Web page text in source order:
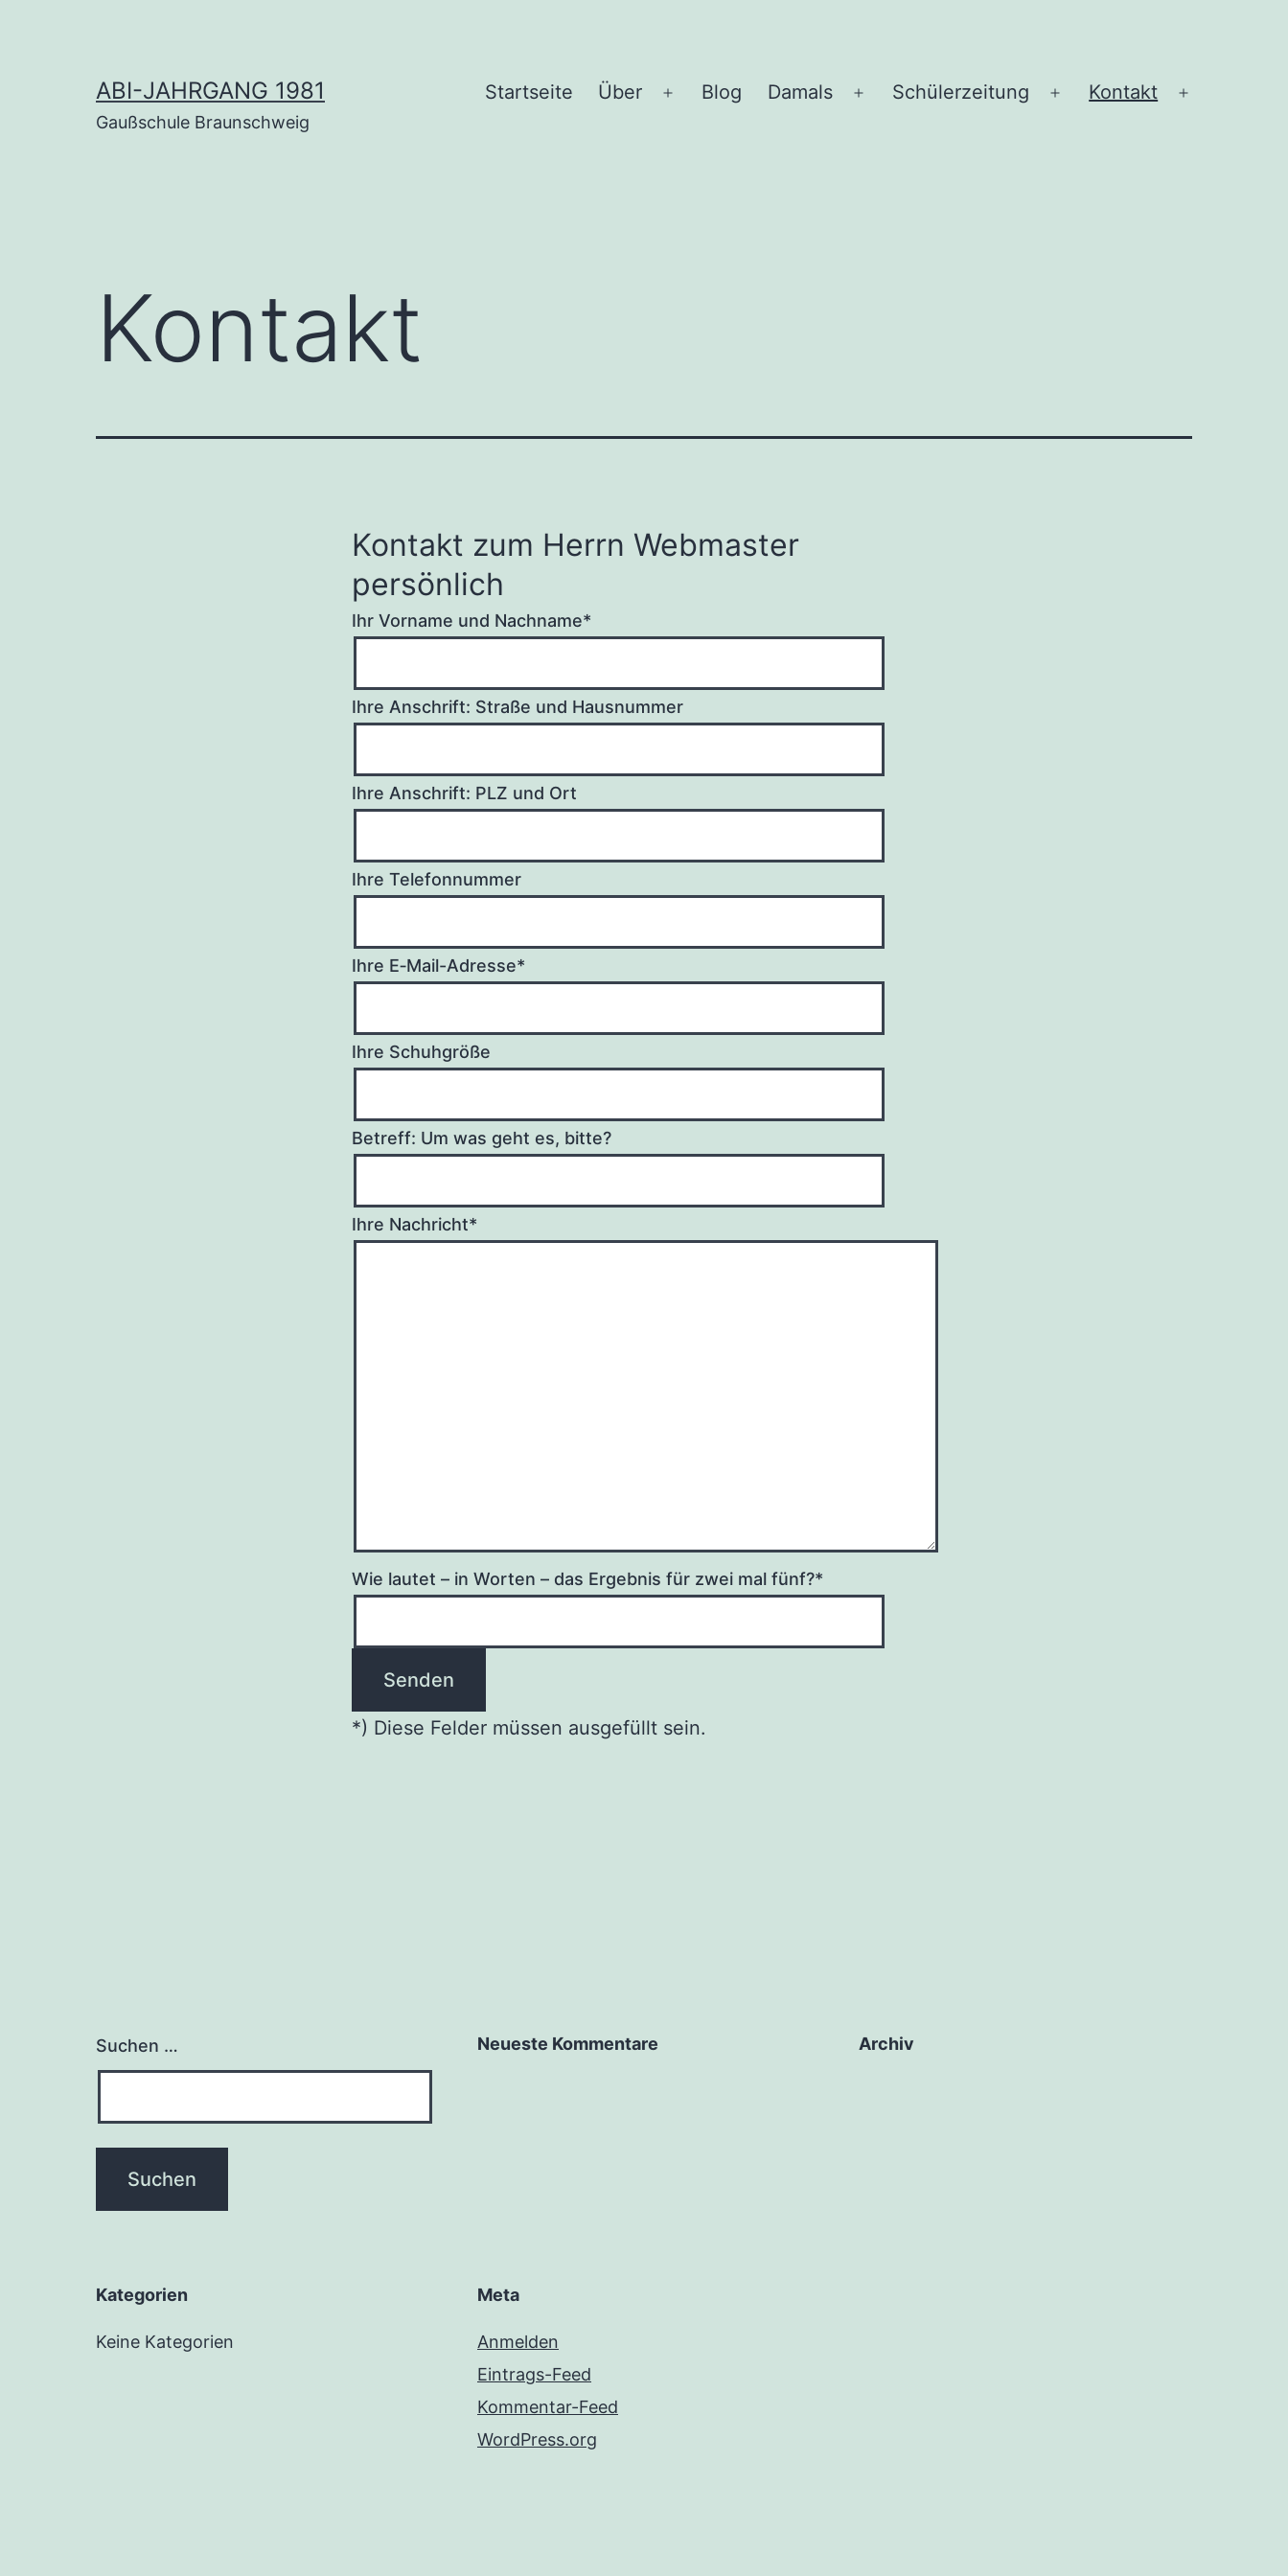
ABI-JAHRGANG 1981
Gaußschule Braunschweig
Start­sei­te Über
Menü
Blog Damals
Menü
Schü­ler­zei­tung
Menü
Kon­takt
Kon­takt
Kon­takt zum Herrn Web­mas­ter
persönlich
Ihr Vor­na­me und Nachname*
Ihre Anschrift: Stra­ße und Hausnummer
Ihre Anschrift: PLZ und Ort
Ihre Telefonnummer
Ihre E‑Mail-Adres­se*
Ihre Schuhgröße
Betreff: Um was geht es, bitte?
Ihre Nachricht*
Wie lau­tet – in Wor­ten – das Ergeb­nis für zwei mal fünf?*
*) Die­se Fel­der müs­sen aus­ge­füllt sein.
Suchen … Neu­es­te Kommentare Archiv
Kate­go­rien
Keine Kategorien
Meta
Anmelden
Eintrags-Feed
Kommentar-Feed
WordPress.org